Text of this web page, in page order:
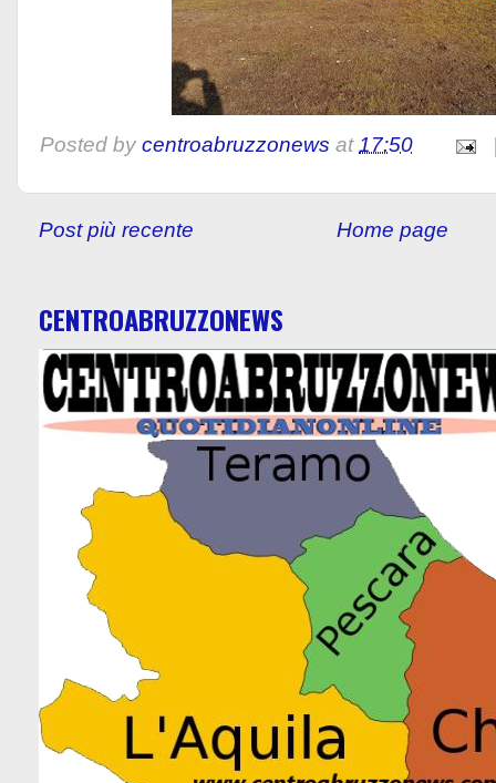
Posted by centroabruzzonews at17:50
Post più recente Home page
CENTROABRUZZONEWS